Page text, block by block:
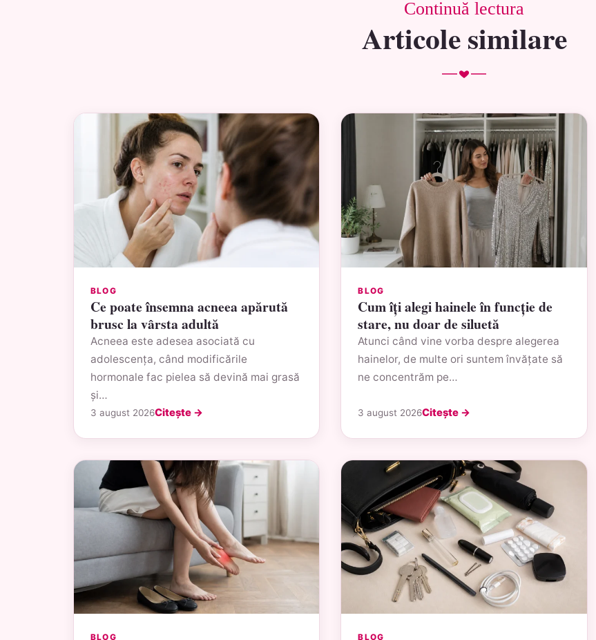
Continuă lectura
Articole similare
BLOG
Ce poate însemna acneea apărută
brusc la vârsta adultă
Acneea este adesea asociată cu
adolescența, când modificările
hormonale fac pielea să devină mai grasă
și…
3 august 2026Citește →
BLOG
Cum îți alegi hainele în funcție de
stare, nu doar de siluetă
Atunci când vine vorba despre alegerea
hainelor, de multe ori suntem învățate să
ne concentrăm pe…
3 august 2026Citește →
BLOG BLOG